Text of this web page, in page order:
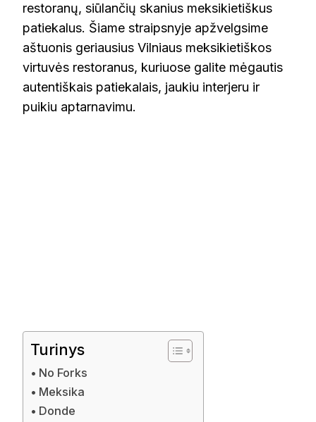
restoranų, siūlančių skanius meksikietiškus
patiekalus. Šiame straipsnyje apžvelgsime
aštuonis geriausius Vilniaus meksikietiškos
virtuvės restoranus, kuriuose galite mėgautis
autentiškais patiekalais, jaukiu interjeru ir
puikiu aptarnavimu.
Turinys
No Forks
Meksika
Donde